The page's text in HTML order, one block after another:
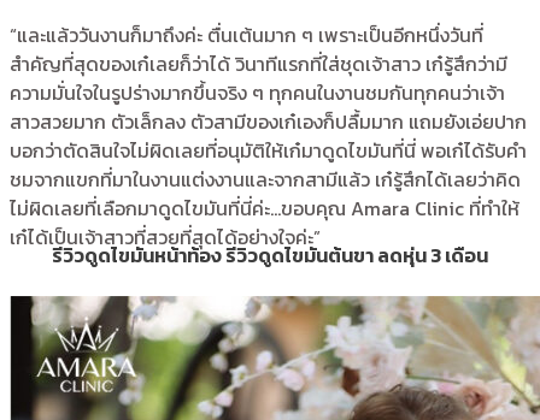
“และแล้ววันงานก็มาถึงค่ะ ตื่นเต้นมาก ๆ เพราะเป็นอีกหนึ่งวันที่
สำคัญที่สุดของเก๋เลยก็ว่าได้ วินาทีแรกที่ใส่ชุดเจ้าสาว เก๋รู้สึกว่ามี
ความมั่นใจในรูปร่างมากขึ้นจริง ๆ ทุกคนในงานชมกันทุกคนว่าเจ้า
สาวสวยมาก ตัวเล็กลง ตัวสามีของเก๋เองก็ปลื้มมาก แถมยังเอ่ยปาก
บอกว่าตัดสินใจไม่ผิดเลยที่อนุมัติให้เก๋มาดูดไขมันที่นี่ พอเก๋ได้รับคำ
ชมจากแขกที่มาในงานแต่งงานและจากสามีแล้ว เก๋รู้สึกได้เลยว่าคิด
ไม่ผิดเลยที่เลือกมาดูดไขมันที่นี่ค่ะ…ขอบคุณ Amara Clinic ที่ทำให้
เก๋ได้เป็นเจ้าสาวที่สวยที่สุดได้อย่างใจค่ะ”
รีวิวดูดไขมันหน้าท้อง รีวิวดูดไขมันต้นขา ลดหุ่น 3 เดือน